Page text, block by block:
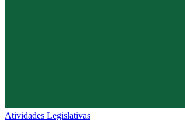
Atividades Legislativas